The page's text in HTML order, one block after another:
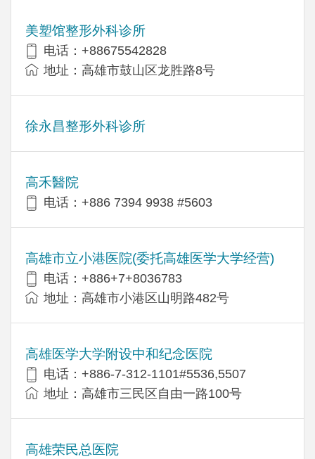
美塑馆整形外科诊所
电话：+88675542828
地址：高雄市鼓山区龙胜路8号
徐永昌整形外科诊所
高禾醫院
电话：+886 7394 9938 #5603
高雄市立小港医院(委托高雄医学大学经营)
电话：+886+7+8036783
地址：高雄市小港区山明路482号
高雄医学大学附设中和纪念医院
电话：+886-7-312-1101#5536,5507
地址：高雄市三民区自由一路100号
高雄荣民总医院